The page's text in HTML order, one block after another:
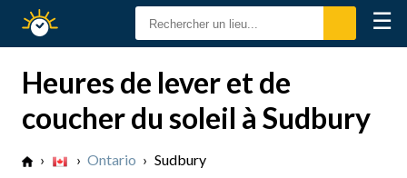
Calendrier
Solaire
☰
Heures de lever et de
coucher du soleil à Sudbury
› › Ontario › Sudbury